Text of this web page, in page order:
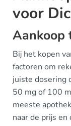
voor
Aankoop
Bij het kopen
factoren om
juiste dosering
50 mg of 100
meeste
naar de prijs